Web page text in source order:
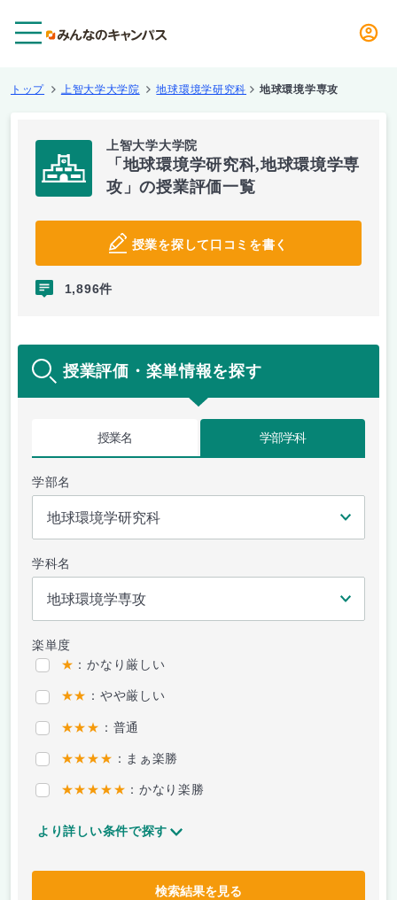
トップ 上智大学大学院 地球環境学研究科 地球環境学専攻
上智大学大学院
「地球環境学研究科,地球環境学専
攻」の授業評価一覧
授業を探して口コミを書く
1,896件
授業評価・楽単情報を探す
授業名 学部学科
学部名
学科名
楽単度
★ ：かなり厳しい
★★ ：やや厳しい
★★★ ：普通
★★★★ ：まぁ楽勝
★★★★★ ：かなり楽勝
より詳しい条件で探す
検索結果を見る